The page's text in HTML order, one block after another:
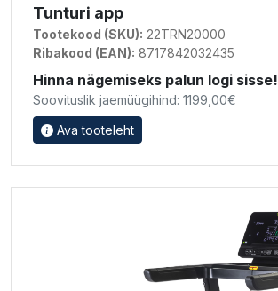
Tunturi app
Tootekood (SKU): 22TRN20000
Ribakood (EAN): 8717842032435
Hinna nägemiseks palun logi sisse!
Soovituslik jaemüügihind: 1199,00€
Ava tooteleht